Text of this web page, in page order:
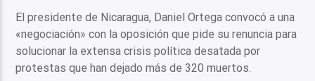
El presidente de Nicaragua, Daniel Ortega convocó a una
«negociación» con la oposición que pide su renuncia para
solucionar la extensa crisis política desatada por
protestas que han dejado más de 320 muertos.